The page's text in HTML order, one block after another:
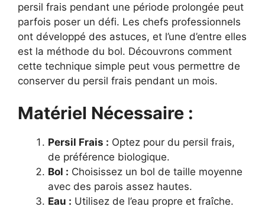
persil frais pendant une période prolongée peut
parfois poser un défi. Les chefs professionnels
ont développé des astuces, et l’une d’entre elles
est la méthode du bol. Découvrons comment
cette technique simple peut vous permettre de
conserver du persil frais pendant un mois.
Matériel Nécessaire :
Persil Frais : Optez pour du persil frais,
de préférence biologique.
Bol : Choisissez un bol de taille moyenne
avec des parois assez hautes.
Eau : Utilisez de l’eau propre et fraîche.